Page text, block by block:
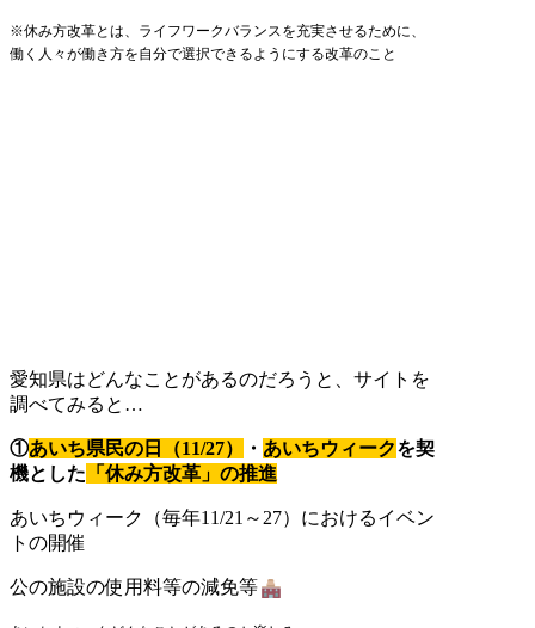
※休み方改革とは、ライフワークバランスを充実させるために、
働く人々が働き方を自分で選択できるようにする改革のこと
愛知県はどんなことがあるのだろうと、サイトを
調べてみると…
①あいち県民の日（11/27） ・ あいちウィークを契
機とした 「休み方改革」の推進
あいちウィーク（毎年11/21～27）におけるイベン
トの開催
公の施設の使用料等の減免等